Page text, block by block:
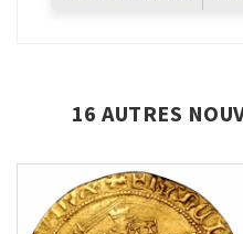
16 AUTRES